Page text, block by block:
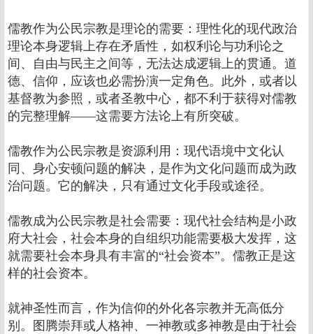
儒教作为公民宗教是理论的需要：理性化的现代政治
理论本身逻辑上存在矛盾性，如权利论与功利论之
间、自由与民主之间等，无法达成逻辑上的贯通。道
德、信仰，应该也必需扮演一定角色。此外，或者以
基督教为参照，或者圣教中心，都不利于获得对儒教
的完整理解――这需要方法论上有所突破。
儒教作为公民宗教是资源利用：现代语境中文化认
同、身心安顿问题的解决，是作为文化问题而成为政
治问题。它的解决，只有通过文化手段或途径。
儒教成为公民宗教是社会需要：现代社会结构是小政
府大社会，社会本身的自组织功能需要极大发挥，这
就需要社会本身具有丰富的“社会资本”。儒教正是这
样的社会资本。
就神圣性而言，作为信仰的外化各宗教并无高低分
别。图腾崇拜或人格神、一神教或多神教是由于社会